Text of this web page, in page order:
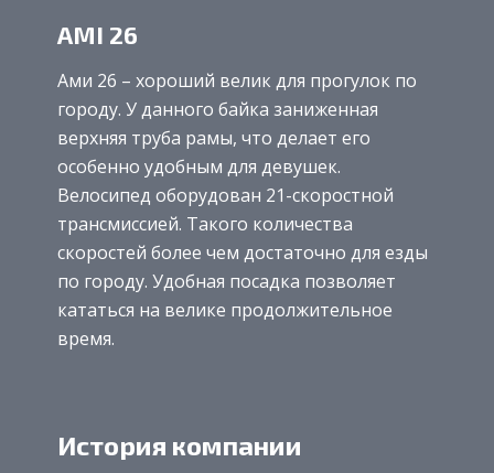
AMI 26
Ами 26 – хороший велик для прогулок по
городу. У данного байка заниженная
верхняя труба рамы, что делает его
особенно удобным для девушек.
Велосипед оборудован 21-скоростной
трансмиссией. Такого количества
скоростей более чем достаточно для езды
по городу. Удобная посадка позволяет
кататься на велике продолжительное
время.
История компании